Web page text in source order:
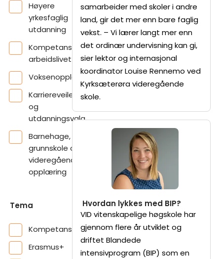
Høyere
yrkesfaglig
utdanning
Kompetanse i
arbeidslivet
Voksenopplæring
Karriereveiledning
og
utdanningsvalg
Barnehage,
grunnskole og
videregående
opplæring
Tema
Kompetansebehov
Erasmus+
samarbeider med skoler i andre
land, gir det mer enn bare faglig
vekst. – Vi lærer langt mer enn
det ordinær undervisning kan gi,
sier lektor og internasjonal
koordinator Louise Rennemo ved
Kyrksæterøra videregående
skole.
Hvordan lykkes med BIP?
VID vitenskapelige høgskole har
gjennom flere år utviklet og
driftet Blandede
intensivprogram (BIP) som en